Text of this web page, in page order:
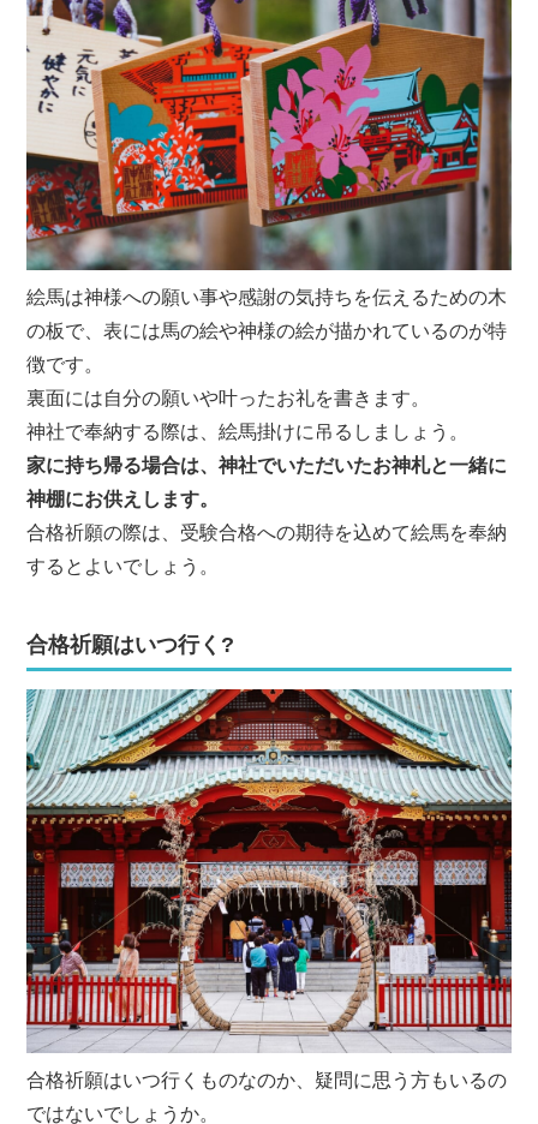
絵馬は神様への願い事や感謝の気持ちを伝えるための木
の板で、表には馬の絵や神様の絵が描かれているのが特
徴です。
裏面には自分の願いや叶ったお礼を書きます。
神社で奉納する際は、絵馬掛けに吊るしましょう。
家に持ち帰る場合は、神社でいただいたお神札と一緒に
神棚にお供えします。
合格祈願の際は、受験合格への期待を込めて絵馬を奉納
するとよいでしょう。
合格祈願はいつ行く?
合格祈願はいつ行くものなのか、疑問に思う方もいるの
ではないでしょうか。